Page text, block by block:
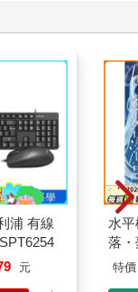
浦 有線
元
水
落
特價